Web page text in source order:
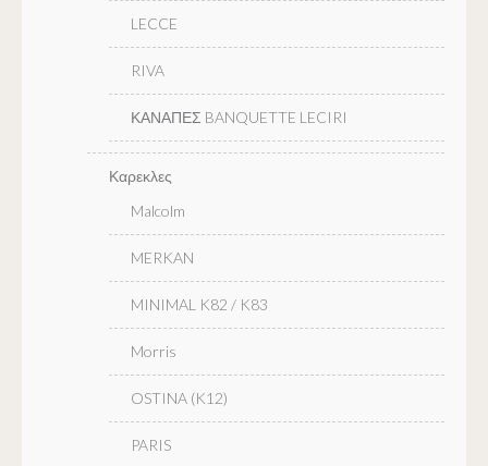
LECCE
RIVA
ΚΑΝΑΠΕΣ BANQUETTE LECIRI
Καρεκλες
Malcolm
MERKAN
MINIMAL K82 / K83
Morris
OSTINA (K12)
PARIS